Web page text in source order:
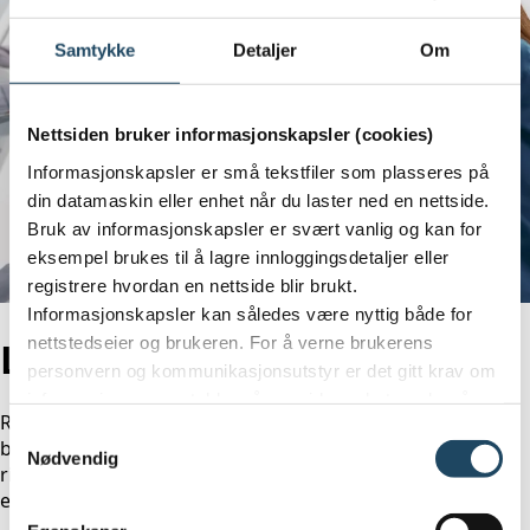
Samtykke Detaljer Om
Nettsiden bruker informasjonskapsler (cookies)
Informasjonskapsler er små tekstfiler som plasseres på
din datamaskin eller enhet når du laster ned en nettside.
Bruk av informasjonskapsler er svært vanlig og kan for
eksempel brukes til å lagre innloggingsdetaljer eller
registrere hvordan en nettside blir brukt.
Informasjonskapsler kan således være nyttig både for
nettstedseier og brukeren. For å verne brukerens
personvern og kommunikasjonsutstyr er det gitt krav om
og gir nedenfor informasjon om vår bruk av
Samtykkevalg
Nødvendig
Lunge-sjekk
Røntgen av lungene er en enkel og rask undersøkelse av
brystkassen som gir informasjon om lunger, hjerte og
ribbein. For enkelte yrkesgrupper innen dykking, sjøfart
eller flyging er det behov for en slik undersøkelse.